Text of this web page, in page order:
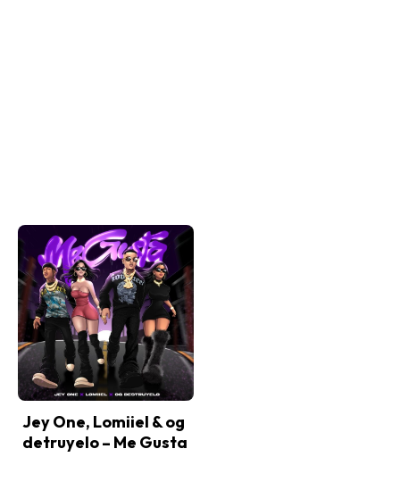
Jey One, Lomiiel & og
detruyelo – Me Gusta